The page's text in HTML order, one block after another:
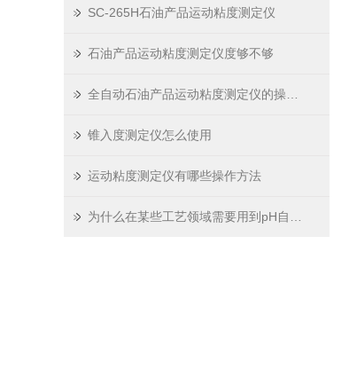
SC-265H石油产品运动粘度测定仪
石油产品运动粘度测定仪度够不够
锥入度测定仪怎么使用
运动粘度测定仪有哪些操作方法